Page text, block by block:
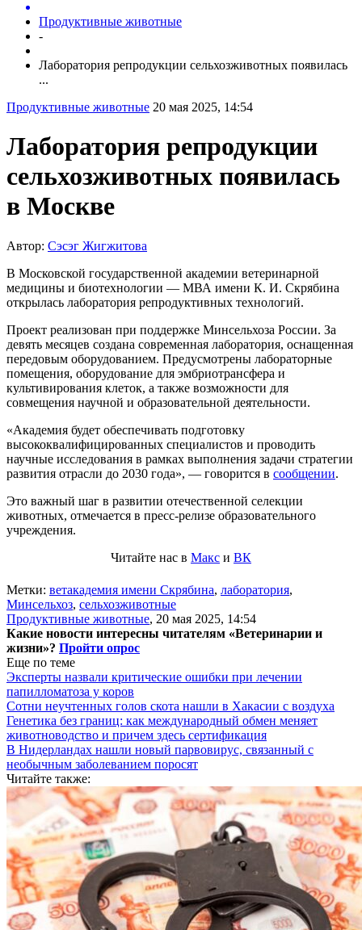
Продуктивные животные
-
Лаборатория репродукции сельхозживотных появилась
...
Продуктивные животные 20 мая 2025, 14:54
Лаборатория репродукции
сельхозживотных появилась
в Москве
Автор: Сэсэг Жигжитова
В Московской государственной академии ветеринарной
медицины и биотехнологии — МВА имени К. И. Скрябина
открылась лаборатория репродуктивных технологий.
Проект реализован при поддержке Минсельхоза России. За
девять месяцев создана современная лаборатория, оснащенная
передовым оборудованием. Предусмотрены лабораторные
помещения, оборудование для эмбриотрансфера и
культивирования клеток, а также возможности для
совмещения научной и образовательной деятельности.
«Академия будет обеспечивать подготовку
высококвалифицированных специалистов и проводить
научные исследования в рамках выполнения задачи стратегии
развития отрасли до 2030 года», — говорится в сообщении.
Это важный шаг в развитии отечественной селекции
животных, отмечается в пресс-релизе образовательного
учреждения.
Читайте нас в Макс и ВК
Метки: ветакадемия имени Скрябина, лаборатория,
Минсельхоз, сельхозживотные
Продуктивные животные, 20 мая 2025, 14:54
Какие новости интересны читателям «Ветеринарии и
жизни»? Пройти опрос
Еще по теме
Эксперты назвали критические ошибки при лечении
папилломатоза у коров
Сотни неучтенных голов скота нашли в Хакасии с воздуха
Генетика без границ: как международный обмен меняет
животноводство и причем здесь сертификация
В Нидерландах нашли новый парвовирус, связанный с
необычным заболеванием поросят
Читайте также: